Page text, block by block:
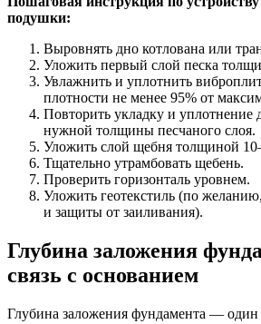
подушки:
Выровнять дно котлована или
Уложить первый слой песка
Увлажнить и уплотнить
плотности не менее 95% от
Повторить укладку и уплотнение
нужной толщины песчаного слоя.
Уложить слой щебня толщиной
Тщательно утрамбовать щебень.
Проверить горизонталь уровнем.
Уложить геотекстиль (по
и защиты от заиливания).
Глубина заложения
связь с основанием
Глубина заложения фундамента —